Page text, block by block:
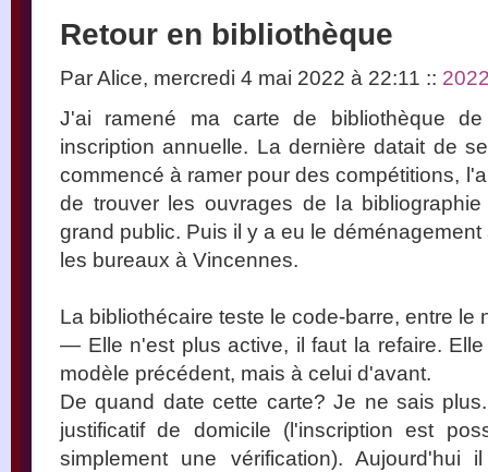
Retour en bibliothèque
Par Alice, mercredi 4 mai 2022 à 22:11 ::
J'ai ramené ma carte de bibliothèque
inscription annuelle. La dernière datait de
commencé à ramer pour des compétitions,
de trouver les ouvrages de la
grand public. Puis il y a eu le
les bureaux à Vincennes.
La bibliothécaire teste le code-barre, entre le
— Elle n'est plus active, il faut la refaire.
modèle précédent, mais à celui d'avant.
De quand date cette carte? Je ne sais
justificatif de domicile (l'inscription est
simplement une vérification). Aujourd'hui